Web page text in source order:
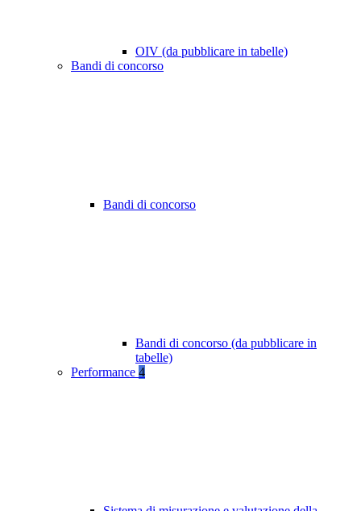
OIV (da pubblicare in tabelle)
Bandi di concorso
Bandi di concorso
Bandi di concorso (da pubblicare in
tabelle)
Performance 4